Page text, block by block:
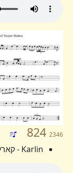
824 2346
Karlin - קארלין